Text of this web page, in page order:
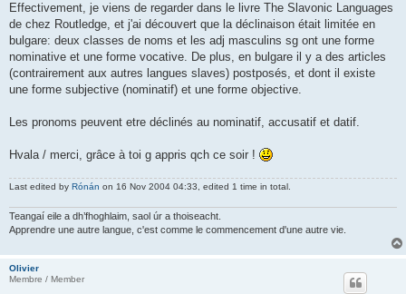
s
Effectivement, je viens de regarder dans le livre The Slavonic Languages
de chez Routledge, et j'ai découvert que la déclinaison était limitée en
bulgare: deux classes de noms et les adj masculins sg ont une forme
nominative et une forme vocative. De plus, en bulgare il y a des articles
(contrairement aux autres langues slaves) postposés, et dont il existe
une forme subjective (nominatif) et une forme objective.
Les pronoms peuvent etre déclinés au nominatif, accusatif et datif.
Hvala / merci, grâce à toi g appris qch ce soir !
Last edited by Rónán on 16 Nov 2004 04:33, edited 1 time in total.
Teangaí eile a dh’fhoghlaim, saol úr a thoiseacht.
Apprendre une autre langue, c'est comme le commencement d'une autre vie.
Olivier
Membre / Member